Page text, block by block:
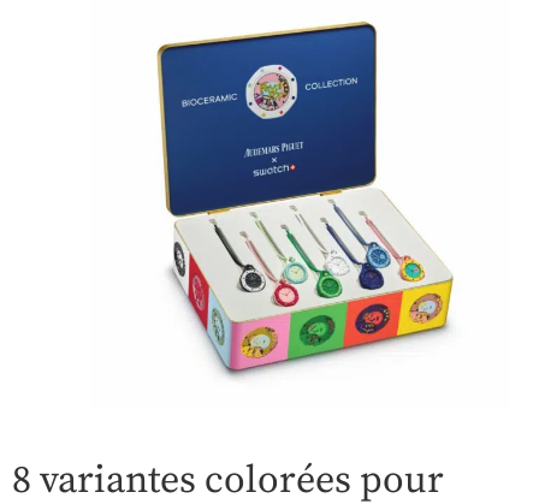
8 variantes colorées pour